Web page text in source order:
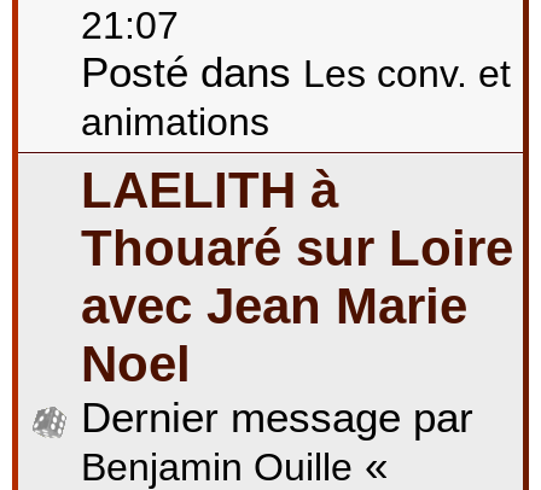
21:07
Posté dans Les conv. et
animations
LAELITH à
Thouaré sur Loire
avec Jean Marie
Noel
Dernier message par
Benjamin Ouille «